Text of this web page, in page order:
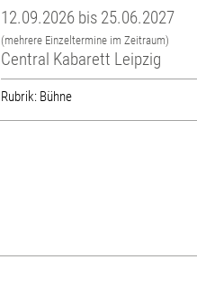
12.09.2026 bis 25.06.2027
(mehrere Einzeltermine im Zeitraum)
Central Kabarett Leipzig
Rubrik: Bühne